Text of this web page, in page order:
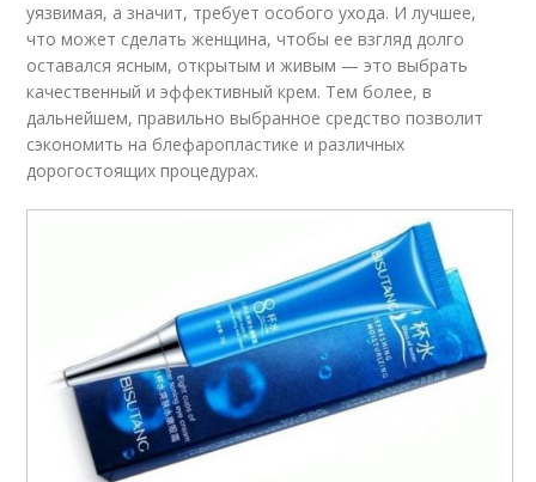
уязвимая, а значит, требует особого ухода. И лучшее,
что может сделать женщина, чтобы ее взгляд долго
оставался ясным, открытым и живым — это выбрать
качественный и эффективный крем. Тем более, в
дальнейшем, правильно выбранное средство позволит
сэкономить на блефаропластике и различных
дорогостоящих процедурах.